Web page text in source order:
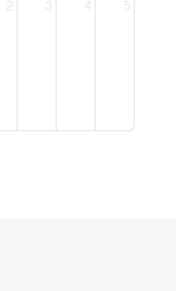
2 3 4 5